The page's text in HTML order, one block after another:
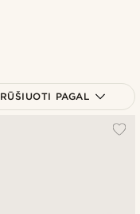
RŪŠIUOTI PAGAL